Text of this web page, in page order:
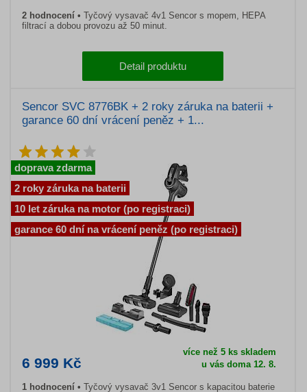
2 hodnocení
Tyčový vysavač 4v1 Sencor s mopem, HEPA
filtrací a dobou provozu až 50 minut.
Detail produktu
Sencor SVC 8776BK + 2 roky záruka na baterii +
garance 60 dní vrácení peněz + 1...
6 999 Kč
více než 5 ks skladem
u vás doma 12. 8.
1 hodnocení
Tyčový vysavač 3v1 Sencor s kapacitou baterie
doprava zdarma
2 roky záruka na baterii
10 let záruka na motor (po registraci)
garance 60 dní na vrácení peněz (po registraci)